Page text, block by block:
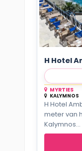
H Hotel
MYRTIES
KALYMNOS
H Hotel
meter van
Kalymnos...